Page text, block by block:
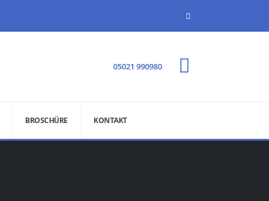
05021 990980
BROSCHÜRE KONTAKT